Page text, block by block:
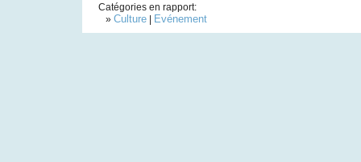
Catégories en rapport:
» Culture Evénement